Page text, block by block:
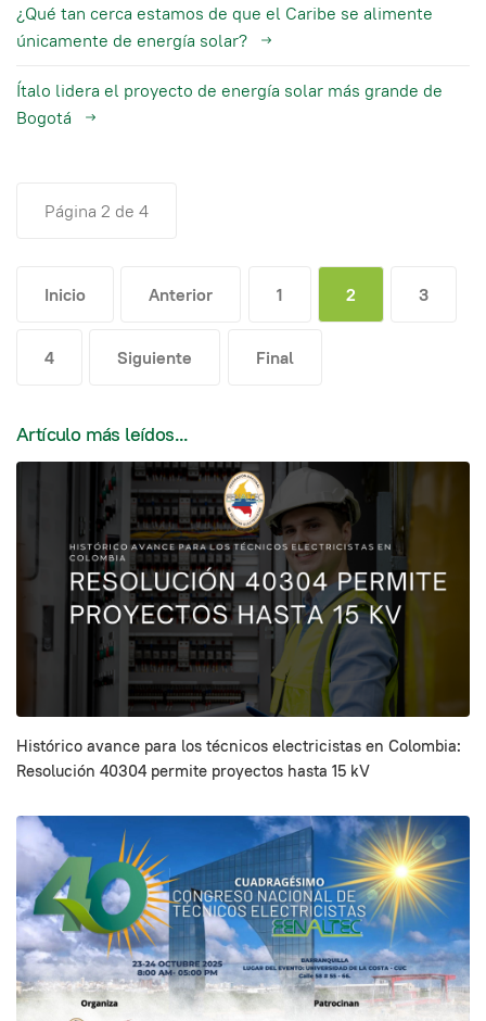
¿Qué tan cerca estamos de que el Caribe se alimente
únicamente de energía solar?
Ítalo lidera el proyecto de energía solar más grande de
Bogotá
Página 2 de 4
Inicio Anterior 1 2 3
4 Siguiente Final
Artículo más leídos...
Histórico avance para los técnicos electricistas en Colombia:
Resolución 40304 permite proyectos hasta 15 kV